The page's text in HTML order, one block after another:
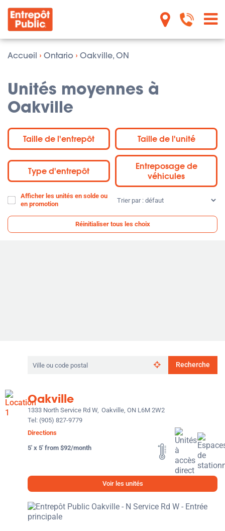
Accueil › Ontario › Oakville, ON
Unités moyennes à
Oakville
Taille de l'entrepôt Taille de l'unité
Type d'entrepôt
Entreposage de
véhicules
Afficher les unités en solde ou
en promotion
Trier
:
Réinitialiser tous les choix
Rechercher
par
code
postal
Recherche
Oakville
1333 North Service Rd W, Oakville, ON L6M 2W2
Tel: (905) 827-9779
Directions
5' x 5' from $92/month
Voir les unités